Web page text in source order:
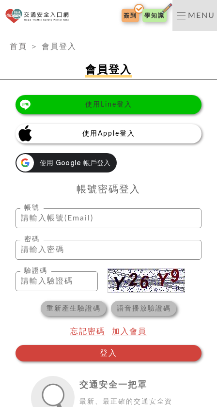
交通安全入口網
簽到 學知識 MENU
首頁
＞ 會員登入
會員登入
交通安全一把罩
最新、最正確的交通安全資
使用Line登入
使用Apple登入
帳號密碼登入
帳號
密碼
驗證碼
重新產生驗證碼 語音播放驗證碼
忘記密碼 加入會員
登入